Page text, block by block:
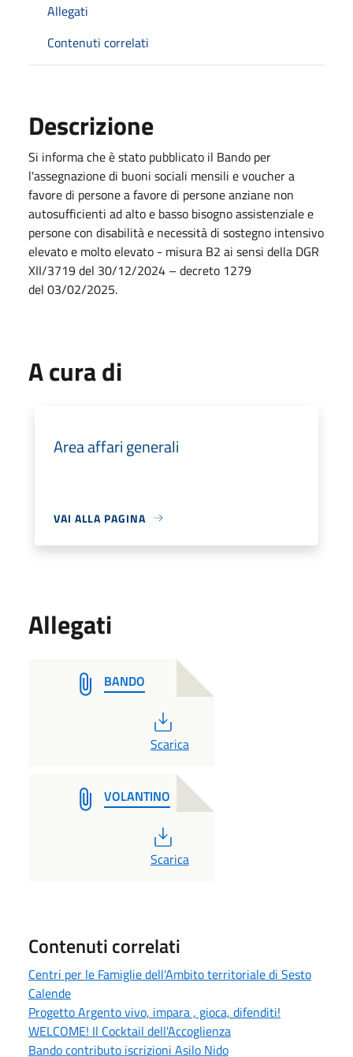
Allegati
Contenuti correlati
Descrizione
Si informa che è stato pubblicato il Bando per
l'assegnazione di buoni sociali mensili e voucher a
favore di persone a favore di persone anziane non
autosufficienti ad alto e basso bisogno assistenziale e
persone con disabilità e necessità di sostegno intensivo
elevato e molto elevato - misura B2 ai sensi della DGR
XII/3719 del 30/12/2024 – decreto 1279
del 03/02/2025.
A cura di
Area affari generali
VAI ALLA PAGINA
Allegati
BANDO
PDF
Scarica
VOLANTINO
PDF
Scarica
Contenuti correlati
Centri per le Famiglie dell'Ambito territoriale di Sesto
Calende
Progetto Argento vivo, impara , gioca, difenditi!
WELCOME! Il Cocktail dell'Accoglienza
Bando contributo iscrizioni Asilo Nido